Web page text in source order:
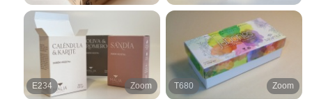
E234 Zoom T680 Zoom